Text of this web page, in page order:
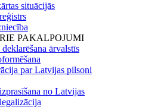
situācijās
PAKALPOJUMI
ārvalstīs
par Latvijas pilsoni
no Latvijas